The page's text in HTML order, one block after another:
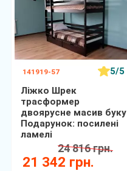
141919-57
5/5
Ліжко Шрек
трасформер
двоярусне масив буку
Подарунок: посилені
ламелі
21 342 грн.
24 816 грн.